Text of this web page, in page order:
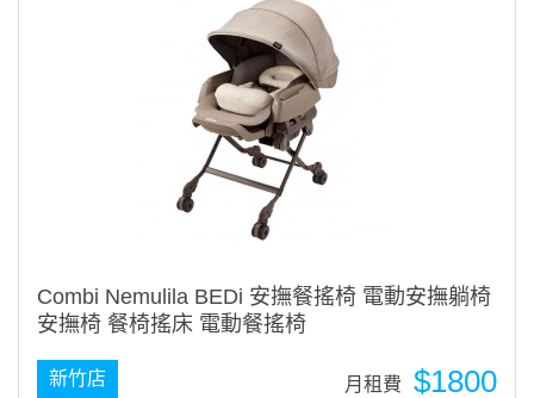
Combi Nemulila BEDi 安撫餐搖椅 電動安撫躺椅
安撫椅 餐椅搖床 電動餐搖椅
$1800
月租費
新竹店